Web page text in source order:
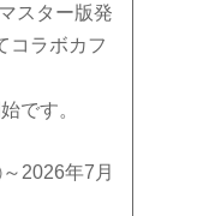
スター版発
コラボカフ
です。
2026年7月